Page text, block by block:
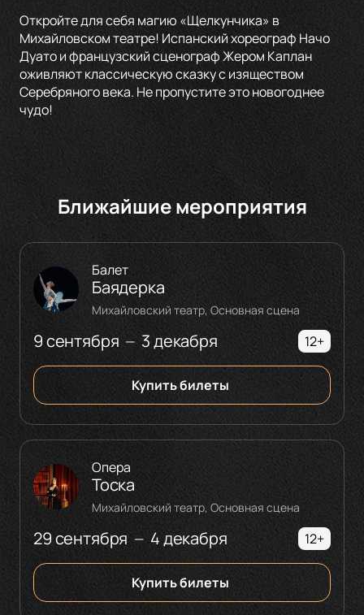
Откройте для себя магию «Щелкунчика» в
Михайловском театре! Испанский хореограф Начо
Дуато и французский сценограф Жером Каплан
оживляют классическую сказку с изяществом
Серебряного века. Не пропустите это новогоднее
чудо!
Ближайшие мероприятия
9 сентября — 3 декабря
Балет
Баядерка
Михайловский театр, Основная сцена
12+
Купить билеты
29 сентября — 4 декабря
Опера
Тоска
Михайловский театр, Основная сцена
12+
Купить билеты